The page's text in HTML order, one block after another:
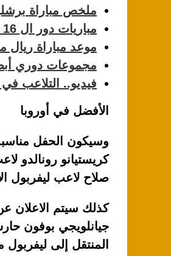
ملخص مباراة
مباريات دور ال 16 في دوري أبطال أوروبا ومواعيدها
موعد مباراة ريال
مجموعات دوري
فيديو.. التلاعب
الأفضل في أوروبا
وسيكون الحفل
كريستيانو رونالدو
صلاح لاعب ليفربول
كذلك سيتم الاعلان
جيانلويجي بوفون
المنتقل إلى